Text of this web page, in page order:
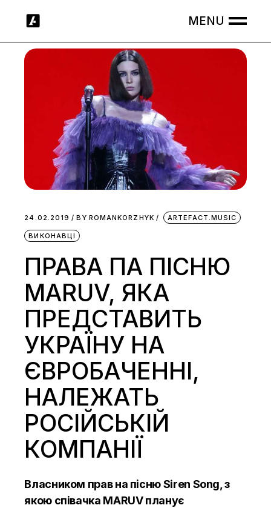
24.02.2019 BY ROMANKORZHYK ARTEFACT.MUSIC
ВИКОНАВЦІ
ПРАВА ПА ПІСНЮ
MARUV, ЯКА
ПРЕДСТАВИТЬ
УКРАЇНУ НА
ЄВРОБАЧЕННІ,
НАЛЕЖАТЬ
РОСІЙСЬКІЙ
КОМПАНІЇ
Власником прав на пісню Siren Song, з
якою співачка MARUV планує